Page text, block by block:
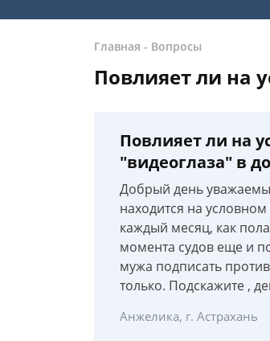
Главная - Вопросы
Повлияет ли на
Повлияет ли на
"видеоглаза" в
Добрый день
находится на
каждый месяц, как
момента судов еще и
мужа подписать
только. Подскажите ,
Анжелика, г. Астрахань